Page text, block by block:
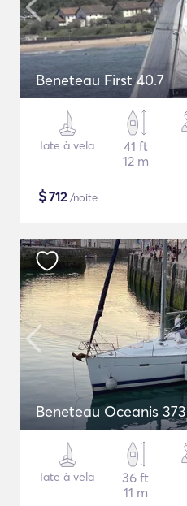
Beneteau First 40.7
Iate à vela
41 ft
12 m
$712/noite
Beneteau Oceanis 373
Iate à vela
36 ft
11 m